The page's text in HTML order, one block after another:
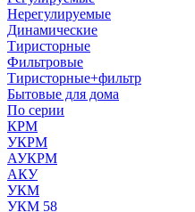
Нерегулируемые
Динамические
Тиристорные
Фильтровые
Тиристорные+фильтр
Бытовые для дома
По серии
КРМ
УКРМ
АУКРМ
АКУ
УКМ
УКМ 58